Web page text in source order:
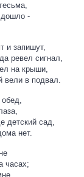
дошло -
и запишут,
ревел сигнал,
на крыши,
вели в подвал.
обед,
детский сад,
нет.
часах;